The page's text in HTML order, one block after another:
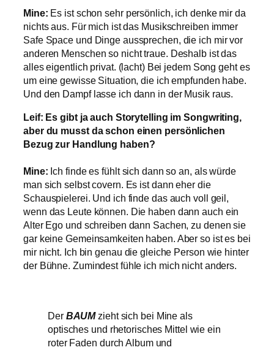
Mine: Es ist schon sehr persönlich, ich denke mir da
nichts aus. Für mich ist das Musikschreiben immer
Safe Space und Dinge aussprechen, die ich mir vor
anderen Menschen so nicht traue. Deshalb ist das
alles eigentlich privat. (lacht) Bei jedem Song geht es
um eine gewisse Situation, die ich empfunden habe.
Und den Dampf lasse ich dann in der Musik raus.
Leif: Es gibt ja auch Storytelling im Songwriting,
aber du musst da schon einen persönlichen
Bezug zur Handlung haben?
Mine: Ich finde es fühlt sich dann so an, als würde
man sich selbst covern. Es ist dann eher die
Schauspielerei. Und ich finde das auch voll geil,
wenn das Leute können. Die haben dann auch ein
Alter Ego und schreiben dann Sachen, zu denen sie
gar keine Gemeinsamkeiten haben. Aber so ist es bei
mir nicht. Ich bin genau die gleiche Person wie hinter
der Bühne. Zumindest fühle ich mich nicht anders.
Der BAUMzieht sich bei Mine als
optisches und rhetorisches Mittel wie ein
roter Faden durch Album und